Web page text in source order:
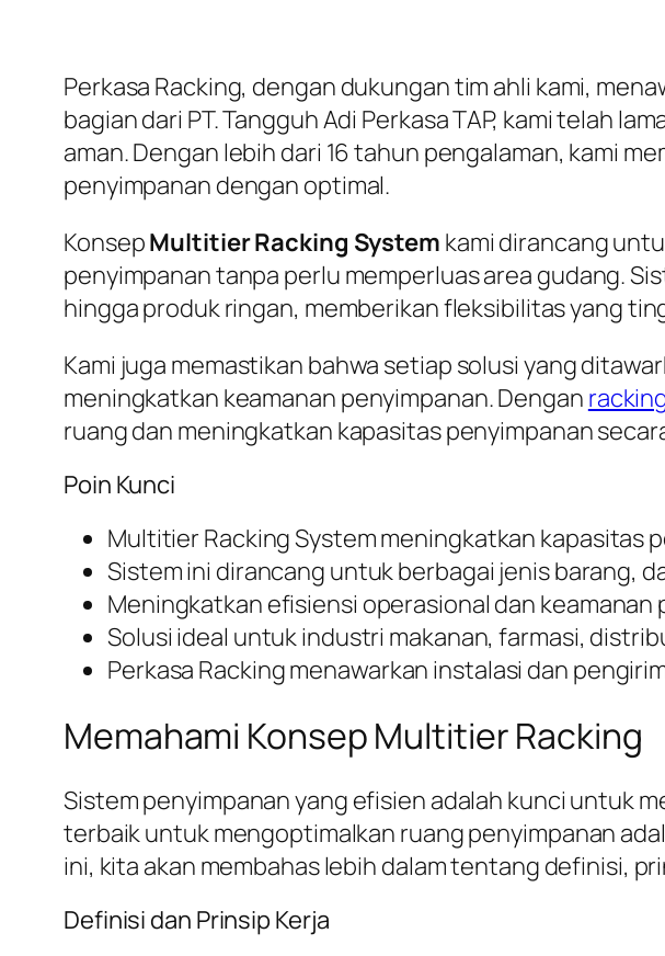
Perkasa Racking, dengan dukungan tim ahli kami,
bagian dari PT. Tangguh Adi Perkasa TAP, kami telah
aman. Dengan lebih dari 16 tahun pengalaman, kami
penyimpanan dengan optimal.
KonsepMultitier Racking System kami dirancang
penyimpanan tanpa perlu memperluas area gudang.
hingga produk ringan, memberikan fleksibilitas yang
Kami juga memastikan bahwa setiap solusi yang
meningkatkan keamanan penyimpanan. Dengan
ruang dan meningkatkan kapasitas penyimpanan
Poin Kunci
Multitier Racking System meningkatkan kapasitas
Sistem ini dirancang untuk berbagai jenis barang,
Meningkatkan efisiensi operasional dan keamanan
Solusi ideal untuk industri makanan, farmasi,
Perkasa Racking menawarkan instalasi dan
Memahami Konsep Multitier Racking
Sistem penyimpanan yang efisien adalah kunci untuk
terbaik untuk mengoptimalkan ruang penyimpanan
ini, kita akan membahas lebih dalam tentang definisi,
Definisi dan Prinsip Kerja